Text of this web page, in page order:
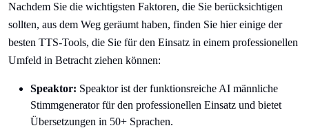
Nachdem Sie die wichtigsten Faktoren, die Sie berücksichtigen
sollten, aus dem Weg geräumt haben, finden Sie hier einige der
besten TTS-Tools, die Sie für den Einsatz in einem professionellen
Umfeld in Betracht ziehen können:
Speaktor: Speaktor ist der funktionsreiche AI männliche
Stimmgenerator für den professionellen Einsatz und bietet
Übersetzungen in 50+ Sprachen.